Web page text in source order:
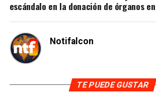
escándalo en la donación de órganos en
Notifalcon
TE PUEDE GUSTAR